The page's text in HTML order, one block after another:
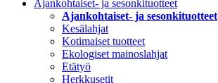
Ajankohtaiset- ja sesonkituotteet
Ajankohtaiset- ja sesonkituotteet
Kesälahjat
Kotimaiset tuotteet
Ekologiset mainoslahjat
Etätyö
Herkkusetit